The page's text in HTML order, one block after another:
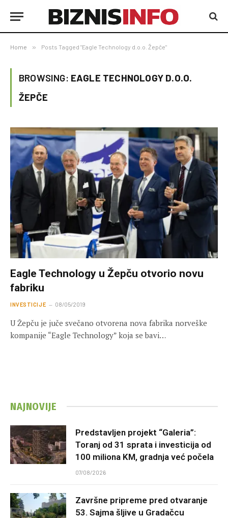
Home » Posts Tagged "Eagle Technology d.o.o. Žepče"
BROWSING: EAGLE TECHNOLOGY D.O.O.
ŽEPČE
Eagle Technology u Žepču otvorio novu
fabriku
INVESTICIJE 08/05/2019
U Žepču je juče svečano otvorena nova fabrika norveške
kompanije “Eagle Technology” koja se bavi…
NAJNOVIJE
Predstavljen projekt “Galeria”:
Toranj od 31 sprata i investicija od
100 miliona KM, gradnja već počela
07/08/2026
Završne pripreme pred otvaranje
53. Sajma šljive u Gradačcu